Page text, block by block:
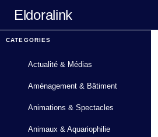
Eldoralink
CATEGORIES
Actualité & Médias
Aménagement & Bâtiment
Animations & Spectacles
Animaux & Aquariophilie